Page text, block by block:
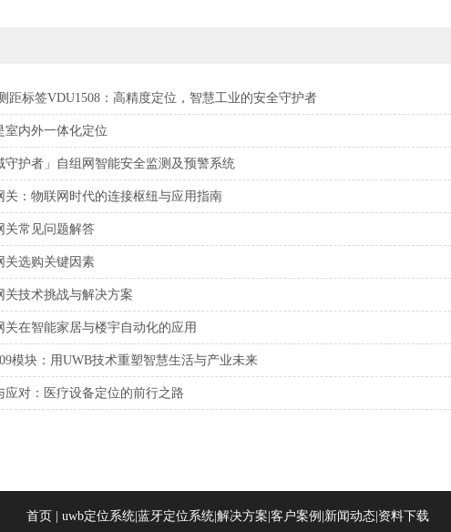
距标签VDU1508：高精度定位，智慧工业的安全守护者
室内外一体化定位
守护者」自组网智能安全监测及预警系统
关：物联网时代的连接枢纽与应用指南
关常见问题解答
关选购关键因素
关技术挑战与解决方案
关在智能家居与楼宇自动化的应用
模块：用UWB技术重塑智慧生活与产业未来
应对：医疗设备定位的前行之路
首页 uwb定位系统 蓝牙定位系统 解决方案 客户案例 新闻动态 资料下载